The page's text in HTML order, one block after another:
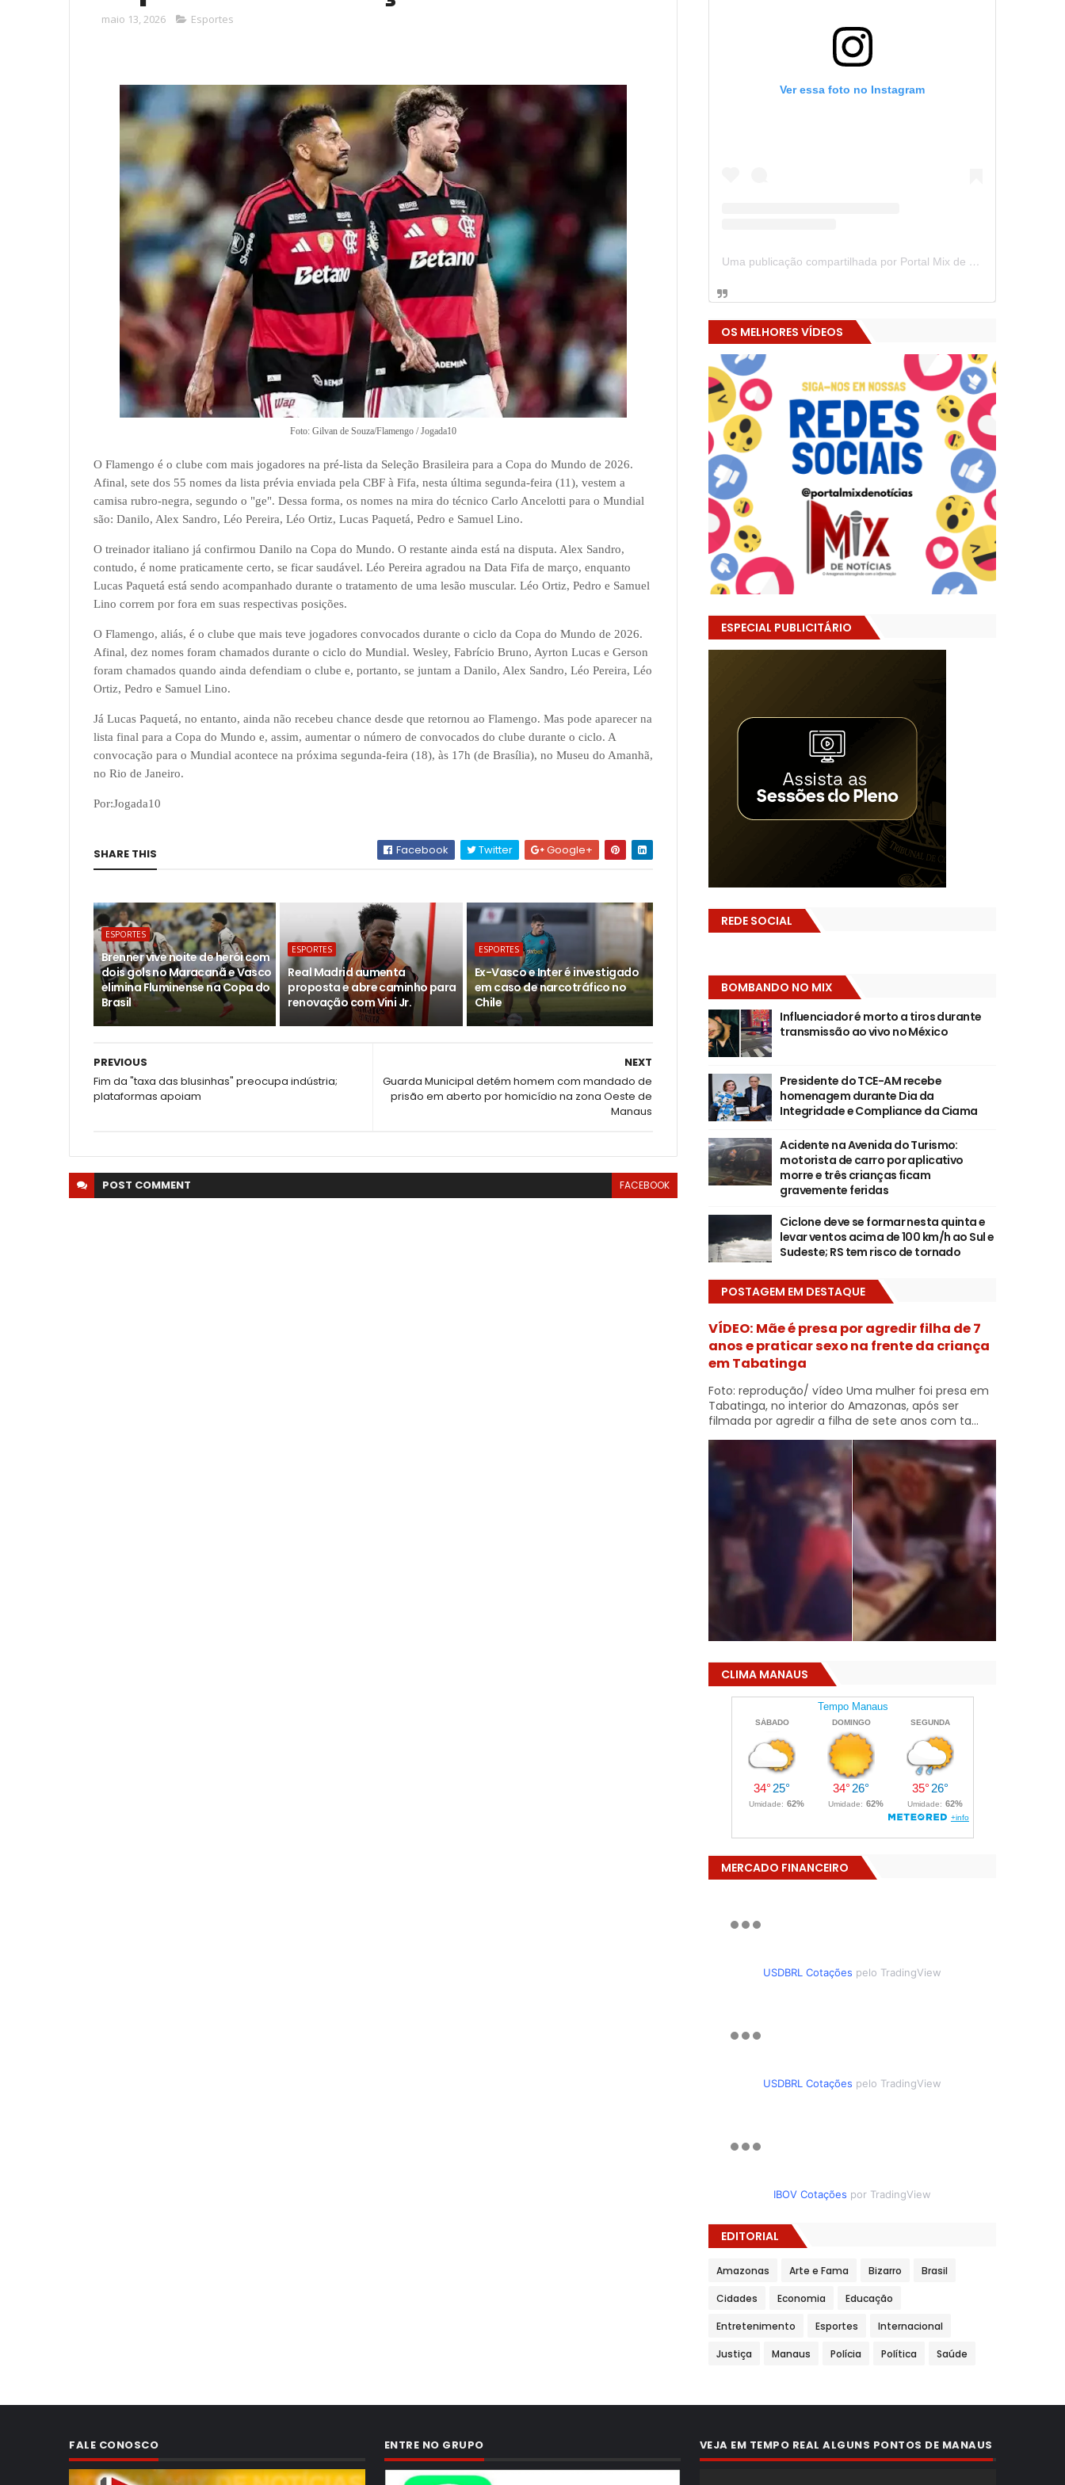
maio 13, 2026 Esportes
Foto: Gilvan de Souza/Flamengo / Jogada10
O Flamengo é o clube com mais jogadores na pré-lista da Seleção Brasileira para a Copa do Mundo de 2026.
Afinal, sete dos 55 nomes da lista prévia enviada pela CBF à Fifa, nesta última segunda-feira (11), vestem a
camisa rubro-negra, segundo o "ge". Dessa forma, os nomes na mira do técnico Carlo Ancelotti para o Mundial
são: Danilo, Alex Sandro, Léo Pereira, Léo Ortiz, Lucas Paquetá, Pedro e Samuel Lino.
O treinador italiano já confirmou Danilo na Copa do Mundo. O restante ainda está na disputa. Alex Sandro,
contudo, é nome praticamente certo, se ficar saudável. Léo Pereira agradou na Data Fifa de março, enquanto
Lucas Paquetá está sendo acompanhado durante o tratamento de uma lesão muscular. Léo Ortiz, Pedro e Samuel
Lino correm por fora em suas respectivas posições.
O Flamengo, aliás, é o clube que mais teve jogadores convocados durante o ciclo da Copa do Mundo de 2026.
Afinal, dez nomes foram chamados durante o ciclo do Mundial. Wesley, Fabrício Bruno, Ayrton Lucas e Gerson
foram chamados quando ainda defendiam o clube e, portanto, se juntam a Danilo, Alex Sandro, Léo Pereira, Léo
Ortiz, Pedro e Samuel Lino.
Já Lucas Paquetá, no entanto, ainda não recebeu chance desde que retornou ao Flamengo. Mas pode aparecer na
lista final para a Copa do Mundo e, assim, aumentar o número de convocados do clube durante o ciclo. A
convocação para o Mundial acontece na próxima segunda-feira (18), às 17h (de Brasília), no Museu do Amanhã,
no Rio de Janeiro.
Por:Jogada10
SHARE THIS Facebook Twitter Google+
ESPORTES
Brenner vive noite de herói com
dois gols no Maracanã e Vasco
elimina Fluminense na Copa do
Brasil
ESPORTES
Real Madrid aumenta
proposta e abre caminho para
renovação com Vini Jr.
ESPORTES
Ex-Vasco e Inter é investigado
em caso de narcotráfico no
Chile
NEXT
Guarda Municipal detém homem com mandado de
prisão em aberto por homicídio na zona Oeste de
Manaus
PREVIOUS
Fim da "taxa das blusinhas" preocupa indústria;
plataformas apoiam
POST COMMENT FACEBOOK
Ver essa foto no Instagram
Uma publicação compartilhada por Portal Mix de Notícias (@portalmixdenoticias)
OS MELHORES VÍDEOS
ESPECIAL PUBLICITÁRIO
REDE SOCIAL
BOMBANDO NO MIX
Influenciador é morto a tiros durante
transmissão ao vivo no México
Presidente do TCE-AM recebe
homenagem durante Dia da
Integridade e Compliance da Ciama
Acidente na Avenida do Turismo:
motorista de carro por aplicativo
morre e três crianças ficam
gravemente feridas
Ciclone deve se formar nesta quinta e
levar ventos acima de 100 km/h ao Sul e
Sudeste; RS tem risco de tornado
POSTAGEM EM DESTAQUE
VÍDEO: Mãe é presa por agredir filha de 7
anos e praticar sexo na frente da criança
em Tabatinga
Foto: reprodução/ vídeo Uma mulher foi presa em
Tabatinga, no interior do Amazonas, após ser
filmada por agredir a filha de sete anos com ta...
CLIMA MANAUS
MERCADO FINANCEIRO
USDBRL Cotações pelo TradingView
USDBRL Cotações pelo TradingView
IBOV Cotações por TradingView
EDITORIAL
Amazonas Arte e Fama Bizarro Brasil
Cidades Economia Educação
Entretenimento Esportes Internacional
Justiça Manaus Polícia Política Saúde
FALE CONOSCO ENTRE NO GRUPO VEJA EM TEMPO REAL ALGUNS PONTOS DE MANAUS